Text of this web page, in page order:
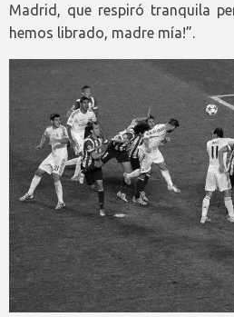
Madrid, que respiró tranquila
hemos librado, madre mía!”.